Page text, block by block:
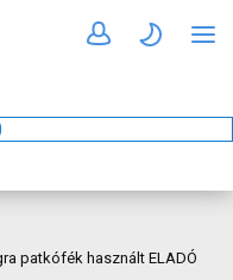
patkófék használt ELADÓ